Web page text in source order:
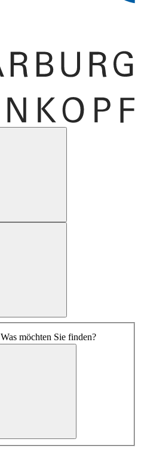
Was möchten Sie finden?